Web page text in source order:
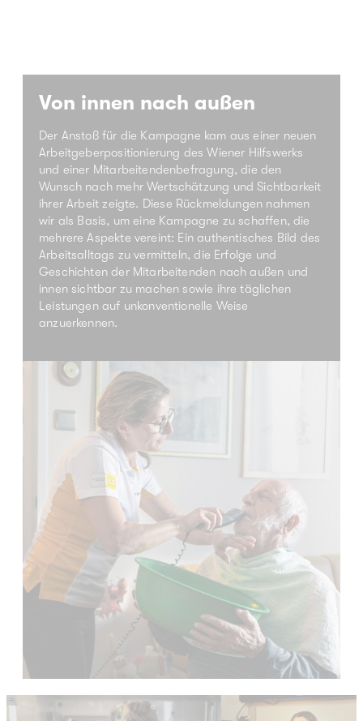
Von innen nach außen
Der Anstoß für die Kampagne kam aus einer neuen
Arbeitgeberpositionierung des Wiener Hilfswerks
und einer Mitarbeitendenbefragung, die den
Wunsch nach mehr Wertschätzung und Sichtbarkeit
ihrer Arbeit zeigte. Diese Rückmeldungen nahmen
wir als Basis, um eine Kampagne zu schaffen, die
mehrere Aspekte vereint: Ein authentisches Bild des
Arbeitsalltags zu vermitteln, die Erfolge und
Geschichten der Mitarbeitenden nach außen und
innen sichtbar zu machen sowie ihre täglichen
Leistungen auf unkonventionelle Weise
anzuerkennen.